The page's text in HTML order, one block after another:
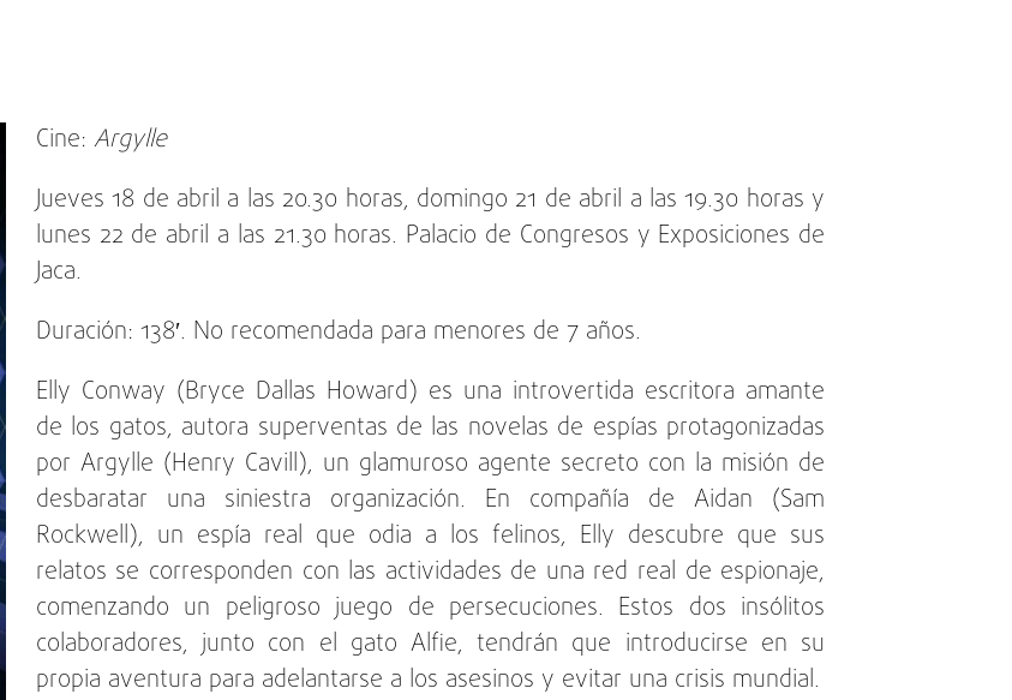
Cine: Argylle
Jueves 18 de abril a las 20.30 horas, domingo 21 de abril a las 19.30 horas y
lunes 22 de abril a las 21.30 horas. Palacio de Congresos y Exposiciones de
Jaca.
Duración: 138′. No recomendada para menores de 7 años.
Elly Conway (Bryce Dallas Howard) es una introvertida escritora amante
de los gatos, autora superventas de las novelas de espías protagonizadas
por Argylle (Henry Cavill), un glamuroso agente secreto con la misión de
desbaratar una siniestra organización. En compañía de Aidan (Sam
Rockwell), un espía real que odia a los felinos, Elly descubre que sus
relatos se corresponden con las actividades de una red real de espionaje,
comenzando un peligroso juego de persecuciones. Estos dos insólitos
colaboradores, junto con el gato Alfie, tendrán que introducirse en su
propia aventura para adelantarse a los asesinos y evitar una crisis mundial.